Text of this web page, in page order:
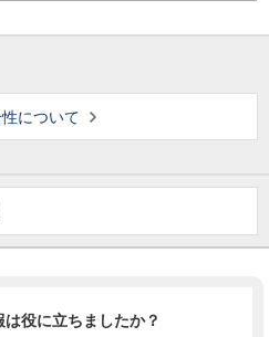
について
役に立ちましたか？